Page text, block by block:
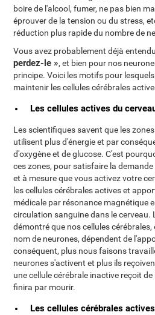
boire de l'alcool, fumer, ne pas bien
éprouver de la tension ou du stress,
réduction plus rapide du nombre de
Vous avez probablement déjà
perdez-le », et bien pour nos
principe. Voici les motifs pour
maintenir les cellules cérébrales
Les cellules actives du
Les scientifiques savent que les
utilisent plus d'énergie et par
d'oxygène et de glucose. C'est
ces zones, pour satisfaire la
et à mesure que vous activez votre
les cellules cérébrales actives et
médicale par résonance magnétique
circulation sanguine dans le cerveau.
démontré que nos cellules
nom de neurones, dépendent de
conséquent, plus nous faisons
neurones s'activent et plus ils
une cellule cérébrale inactive reçoit
finira par mourir.
Les cellules cérébrales